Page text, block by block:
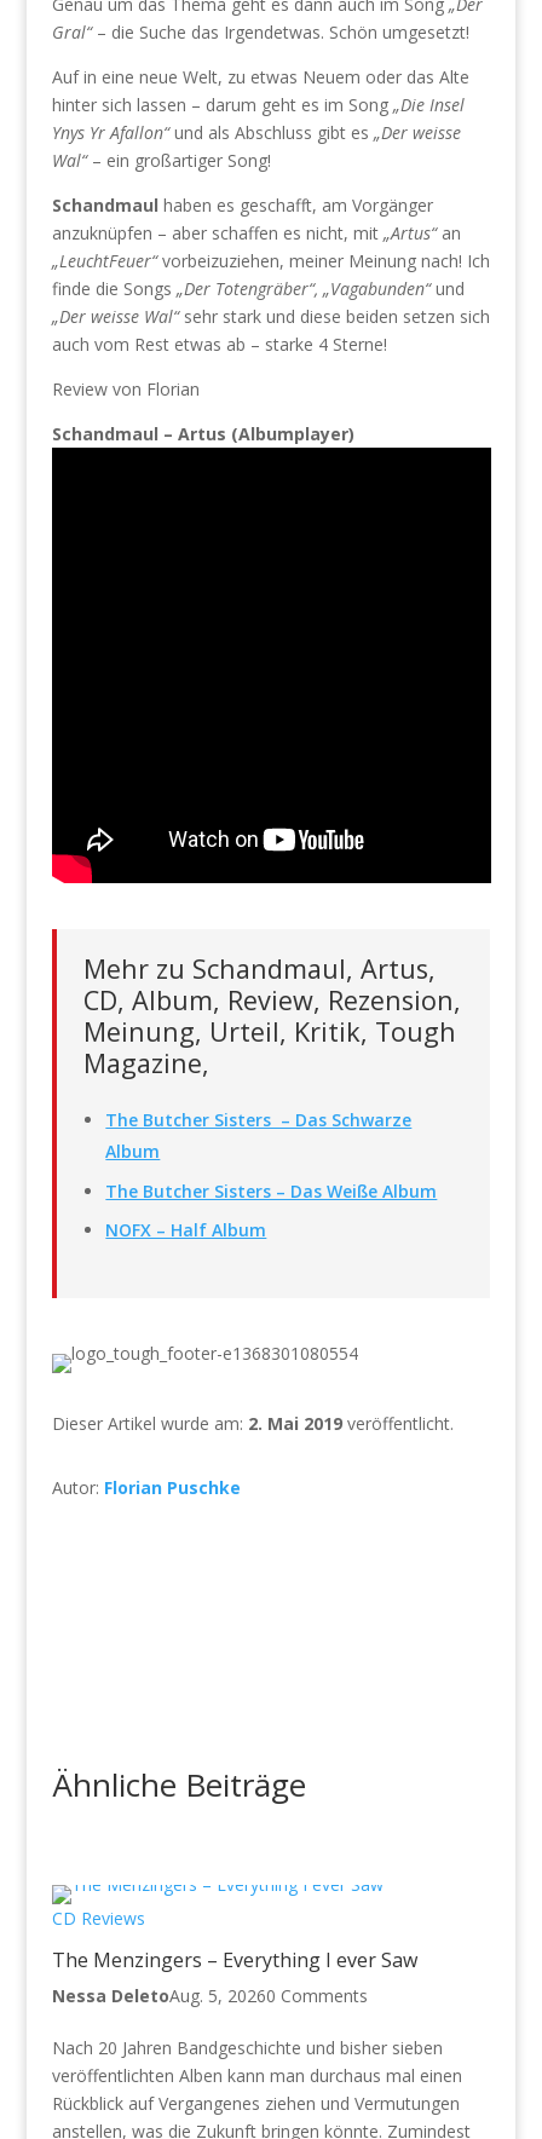
Gral“– die Suche das Irgendetwas. Schön umgesetzt!
Auf in eine neue Welt, zu etwas Neuem oder das Alte
hinter sich lassen – darum geht es im Song „Die Insel
Ynys Yr Afallon“und als Abschluss gibt es „Der weisse
Wal“– ein großartiger Song!
Schandmaul haben es geschafft, am Vorgänger
anzuknüpfen – aber schaffen es nicht, mit „Artus“an
„LeuchtFeuer“vorbeizuziehen, meiner Meinung nach! Ich
finde die Songs „Der Totengräber“, „Vagabunden“und
„Der weisse Wal“sehr stark und diese beiden setzen sich
auch vom Rest etwas ab – starke 4 Sterne!
Review von Florian
Schandmaul – Artus (Albumplayer)
Mehr zu Schandmaul, Artus,
CD, Album, Review, Rezension,
Meinung, Urteil, Kritik, Tough
Magazine,
The Butcher Sisters – Das Schwarze
Album
The Butcher Sisters – Das Weiße Album
NOFX – Half Album
Dieser Artikel wurde am: 2. Mai 2019veröffentlicht.
Autor: Florian Puschke
Ähnliche Beiträge
CD Reviews
The Menzingers – Everything I ever Saw
Nessa DeletoAug. 5, 20260 Comments
Nach 20 Jahren Bandgeschichte und bisher sieben
veröffentlichten Alben kann man durchaus mal einen
Rückblick auf Vergangenes ziehen und Vermutungen
anstellen, was die Zukunft bringen könnte. Zumindest